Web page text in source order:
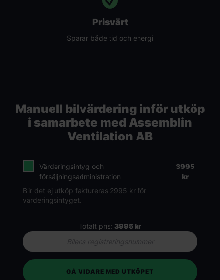
Om oss
Prisvärt
Sparar både tid och energi
Manuell bilvärdering inför utköp
i samarbete med Assemblin
Ventilation AB
Värderingsintyg och
försäljningsadministration
3995
kr
Blir det ej utköp faktureras 2995 kr för
värderingsintyget.
Totalt pris: 3995 kr
GÅ VIDARE MED UTKÖPET